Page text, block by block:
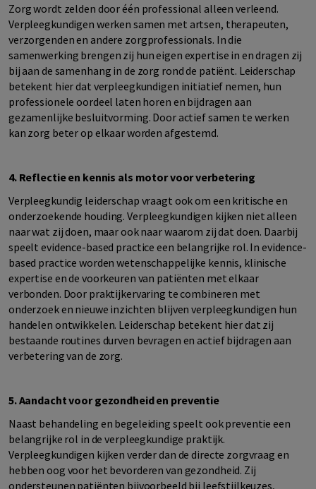
Zorg wordt zelden door één professional alleen verleend.
Verpleegkundigen werken samen met artsen, therapeuten,
verzorgenden en andere zorgprofessionals. In die
samenwerking brengen zij hun eigen expertise in en dragen zij
bij aan de samenhang in de zorg rond de patiënt. Leiderschap
betekent hier dat verpleegkundigen initiatief nemen, hun
professionele oordeel laten horen en bijdragen aan
gezamenlijke besluitvorming. Door actief samen te werken
kan zorg beter op elkaar worden afgestemd.
4. Reflectie en kennis als motor voor verbetering
Verpleegkundig leiderschap vraagt ook om een kritische en
onderzoekende houding. Verpleegkundigen kijken niet alleen
naar wat zij doen, maar ook naar waarom zij dat doen. Daarbij
speeltevidence-based practice een belangrijke rol. In evidence-
based practice worden wetenschappelijke kennis, klinische
expertise en de voorkeuren van patiënten met elkaar
verbonden. Door praktijkervaring te combineren met
onderzoek en nieuwe inzichten blijven verpleegkundigen hun
handelen ontwikkelen. Leiderschap betekent hier dat zij
bestaande routines durven bevragen en actief bijdragen aan
verbetering van de zorg.
5. Aandacht voor gezondheid en preventie
Naast behandeling en begeleiding speelt ook preventie een
belangrijke rol in de verpleegkundige praktijk.
Verpleegkundigen kijken verder dan de directe zorgvraag en
hebben oog voor het bevorderen van gezondheid. Zij
ondersteunen patiënten bijvoorbeeld bij leefstijlkeuzes,